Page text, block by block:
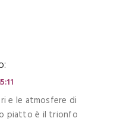
e le atmosfere di
piatto è il trionfo